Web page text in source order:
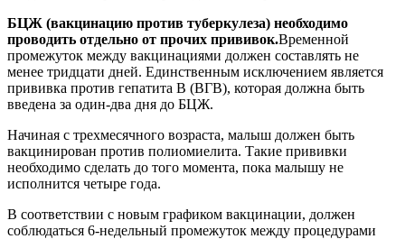
БЦЖ (вакцинацию против туберкулеза) необходимо
проводить отдельно от прочих прививок.Временной
промежуток между вакцинациями должен составлять не
менее тридцати дней. Единственным исключением является
прививка против гепатита В (ВГВ), которая должна быть
введена за один-два дня до БЦЖ.
Начиная с трехмесячного возраста, малыш должен быть
вакцинирован против полиомиелита. Такие прививки
необходимо сделать до того момента, пока малышу не
исполнится четыре года.
В соответствии с новым графиком вакцинации, должен
соблюдаться 6-недельный промежуток между процедурами